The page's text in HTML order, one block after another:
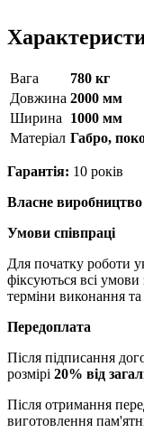
Вага
780 кг
Довжина 2000 мм
Ширина
1000 мм
Матерiал Габро,
Гарантія: 10 років
Власне виробництво
Умови співпраці
Для початку роботи
фіксуються всі
терміни виконання та
Передоплата
Після підписання
розмірі 20% від
Після отримання
виготовлення